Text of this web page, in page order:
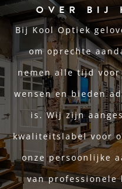
OVER BIJ
Bij Kool Optiek
om oprechte
nemen alle tijd
wensen en bieden
is. Wij zijn
kwaliteitslabel voor
onze persoonlijke
van professionele